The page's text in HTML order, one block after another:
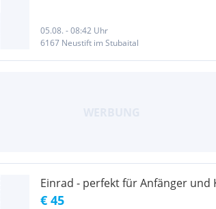
05.08. - 08:42 Uhr
6167 Neustift im Stubaital
Einrad - perfekt für Anfänger und
€ 45